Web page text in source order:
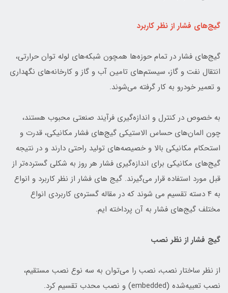
گیج‌های فشار از نظر کاربرد
گیج‌های فشار در تمام حوزه‌ها همچون شبکه‌های لوله توان حرارتی،
انتقال نفت و گاز، سیستم‌های تامین آب و گاز و کارخانه‌های نگهداری
و تعمیر خودرو به کار گرفته می‌شوند.
به خصوص در کنترل و اندازه‌گیری فرآیند صنعتی محبوب هستند،
چون المان‌های حساس الاستیکی گیج‌های فشار مکانیکی، قدرت و
استحکام مکانیکی بالا و خصیصه‌های تولید راحتی دارند و در نتیجه
گیج‌های مکانیکی برای اندازه‌گیری فشار هر روز به شکلی گسترده‌تر از
قبل مورد استفاده قرار می‌گیرند. گیج های فشار از نظر کاربرد و انواع
به ۴ دسته تقسیم می شوند که در مقاله گستره‌ی کاربردی انواع
مختلف گیج‌های فشار به آن پرداخته ایم.
گیج‌ فشار از نظر نصب
از نظر ساختار نصب، نصب را می‌توان به سه نوع نصب مستقیم،
نصب تعبیه‌شده (embedded) و نصب محدب تقسیم کرد.